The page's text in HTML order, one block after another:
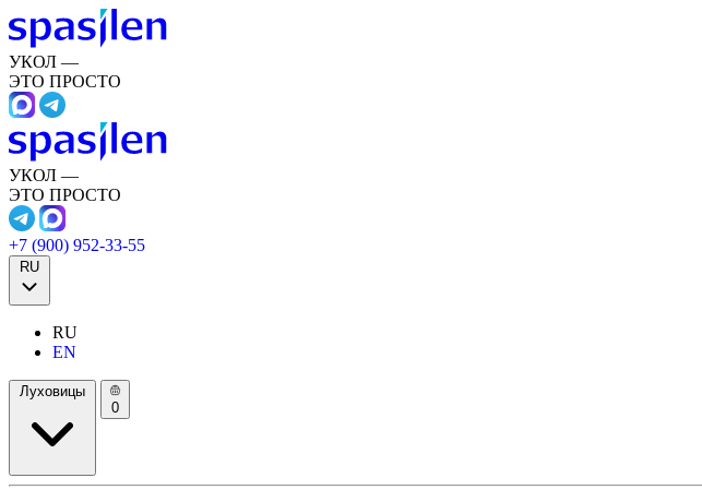
УКОЛ —
ЭТО ПРОСТО
УКОЛ —
ЭТО ПРОСТО
+7 (900) 952-33-55
RU
RU
EN
Луховицы
0